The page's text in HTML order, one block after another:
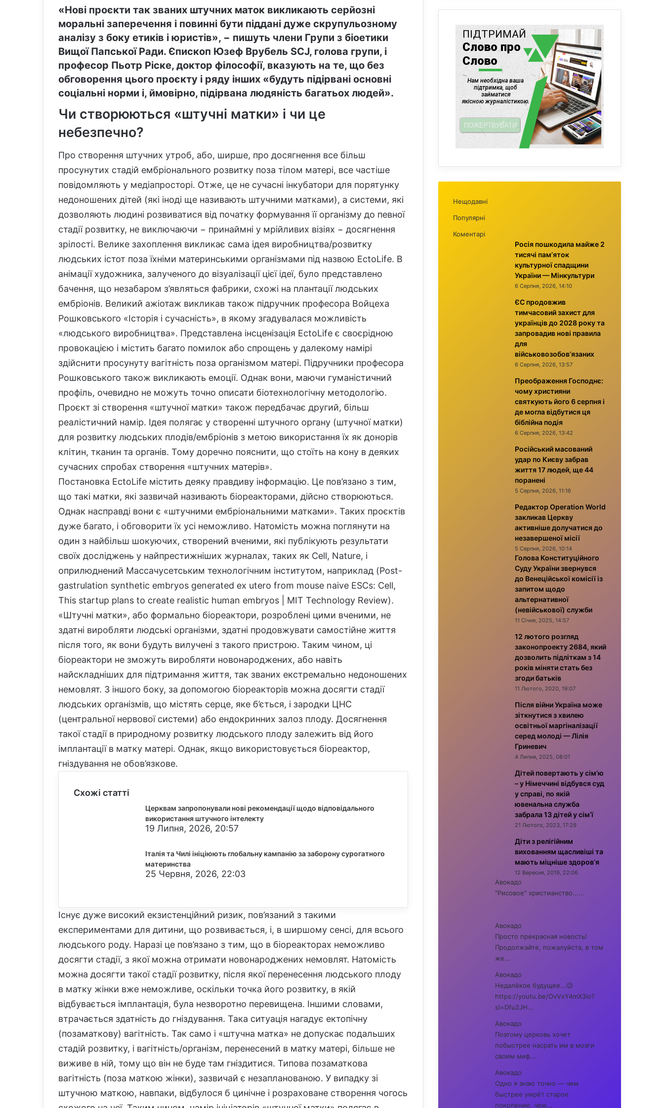
«Нові проєкти так званих штучних маток викликають серйозні
моральні заперечення і повинні бути піддані дуже скрупульозному
аналізу з боку етиків і юристів», − пишуть члени Групи з біоетики
Вищої Папської Ради. Єпископ Юзеф Врубель SCJ, голова групи, і
професор Пьотр Ріске, доктор філософії, вказують на те, що без
обговорення цього проєкту і ряду інших «будуть підірвані основні
соціальні норми і, ймовірно, підірвана людяність багатьох людей».
Чи створюються «штучні матки» і чи це
небезпечно?
Про створення штучних утроб, або, ширше, про досягнення все більш
просунутих стадій ембріонального розвитку поза тілом матері, все частіше
повідомляють у медіапросторі. Отже, це не сучасні інкубатори для порятунку
недоношених дітей (які іноді ще називають штучними матками), а системи, які
дозволяють людині розвиватися від початку формування її організму до певної
стадії розвитку, не виключаючи − принаймні у мрійливих візіях − досягнення
зрілості. Велике захоплення викликає сама ідея виробництва/розвитку
людських істот поза їхніми материнськими організмами під назвою EctoLife. В
анімації художника, залученого до візуалізації цієї ідеї, було представлено
бачення, що незабаром з’являться фабрики, схожі на плантації людських
ембріонів. Великий ажіотаж викликав також підручник професора Войцеха
Рошковського «Історія і сучасність», в якому згадувалася можливість
«людського виробництва». Представлена інсценізація EctoLife є своєрідною
провокацією і містить багато помилок або спрощень у далекому намірі
здійснити просунуту вагітність поза організмом матері. Підручники професора
Рошковського також викликають емоції. Однак вони, маючи гуманістичний
профіль, очевидно не можуть точно описати біотехнологічну методологію.
Проєкт зі створення «штучної матки» також передбачає другий, більш
реалістичний намір. Ідея полягає у створенні штучного органу (штучної матки)
для розвитку людських плодів/ембріонів з метою використання їх як донорів
клітин, тканин та органів. Тому доречно пояснити, що стоїть на кону в деяких
сучасних спробах створення «штучних матерів».
Постановка EctoLife містить деяку правдиву інформацію. Це пов’язано з тим,
що такі матки, які зазвичай називають біореакторами, дійсно створюються.
Однак насправді вони є «штучними ембріональними матками». Таких проєктів
дуже багато, і обговорити їх усі неможливо. Натомість можна поглянути на
один з найбільш шокуючих, створений вченими, які публікують результати
своїх досліджень у найпрестижніших журналах, таких як Cell, Nature, і
оприлюднений Массачусетським технологічним інститутом, наприклад (Post-
gastrulation synthetic embryos generated ex utero from mouse naive ESCs: Cell,
This startup plans to create realistic human embryos | MIT Technology Review).
«Штучні матки», або формально біореактори, розроблені цими вченими, не
здатні виробляти людські організми, здатні продовжувати самостійне життя
після того, як вони будуть вилучені з такого пристрою. Таким чином, ці
біореактори не зможуть виробляти новонароджених, або навіть
найскладніших для підтримання життя, так званих екстремально недоношених
немовлят. З іншого боку, за допомогою біореакторів можна досягти стадії
людських організмів, що містять серце, яке б’ється, і зародки ЦНС
(центральної нервової системи) або ендокринних залоз плоду. Досягнення
такої стадії в природному розвитку людського плоду залежить від його
імплантації в матку матері. Однак, якщо використовується біореактор,
гніздування не обов’язкове.
Схожі статті
Церквам запропонували нові рекомендації щодо відповідального
використання штучного інтелекту
19 Липня, 2026, 20:57
Італія та Чилі ініціюють глобальну кампанію за заборону сурогатного
материнства
25 Червня, 2026, 22:03
Існує дуже високий екзистенційний ризик, пов’язаний з такими
експериментами для дитини, що розвивається, і, в ширшому сенсі, для всього
людського роду. Наразі це пов’язано з тим, що в біореакторах неможливо
досягти стадії, з якої можна отримати новонароджених немовлят. Натомість
можна досягти такої стадії розвитку, після якої перенесення людського плоду
в матку жінки вже неможливе, оскільки точка його розвитку, в якій
відбувається імплантація, була незворотно перевищена. Іншими словами,
втрачається здатність до гніздування. Така ситуація нагадує ектопічну
(позаматкову) вагітність. Так само і «штучна матка» не допускає подальших
стадій розвитку, і вагітність/організм, перенесений в матку матері, більше не
виживе в ній, тому що він не буде там гніздитися. Типова позаматкова
вагітність (поза маткою жінки), зазвичай є незапланованою. У випадку зі
штучною маткою, навпаки, відбулося б цинічне і розраховане створення чогось
Нещодавні
Популярні
Коментарі
Росія пошкодила майже 2
тисячі пам’яток
культурної спадщини
України — Мінкультури
6 Серпня, 2026, 14:10
ЄС продовжив
тимчасовий захист для
українців до 2028 року та
запровадив нові правила
для
військовозобов’язаних
6 Серпня, 2026, 13:57
Преображення Господнє:
чому християни
святкують його 6 серпня і
де могла відбутися ця
біблійна подія
6 Серпня, 2026, 13:42
Російський масований
удар по Києву забрав
життя 17 людей, ще 44
поранені
5 Серпня, 2026, 11:16
Редактор Operation World
закликав Церкву
активніше долучатися до
незавершеної місії
5 Серпня, 2026, 10:14
Голова Конституційного
Суду України звернувся
до Венеційської комісії із
запитом щодо
альтернативної
(невійськової) служби
11 Січня, 2025, 14:57
12 лютого розгляд
законопроекту 2684, який
дозволить підліткам з 14
років міняти стать без
згоди батьків
11 Лютого, 2020, 19:07
Після війни Україна може
зіткнутися з хвилею
освітньої маргіналізації
серед молоді — Лілія
Гриневич
4 Липня, 2025, 08:01
Дітей повертають у сім’ю
– у Німеччині відбувся суд
у справі, по якій
ювенальна служба
забрала 13 дітей у сім’ї
21 Лютого, 2023, 17:29
Діти з релігійним
вихованням щасливіші та
мають міцніше здоров’я
12 Вересня, 2019, 22:06
Авокадо
"Рисовое" христианство......
Авокадо
Просто прекрасная новость!
Продолжайте, пожалуйста, в том
же...
Авокадо
Недалёкое будущее...😉
https://youtu.be/OvVxY4mX3io?
si=Dfu2JH...
Авокадо
Поэтому церковь хочет
побыстрее насрать им в мозги
своим миф...
Авокадо
Одно я знаю точно — чем
быстрее умрёт старое
поколение, чем...